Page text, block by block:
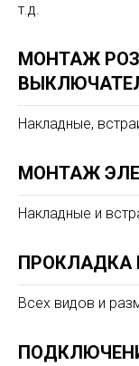
т.д.
МОНТАЖ
Накладные,
МОНТАЖ
Накладные и
ПРОКЛАДКА
Всех видов и